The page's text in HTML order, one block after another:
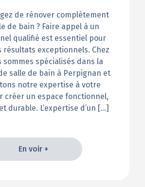
de rénover complètement
de bain ? Faire appel à un
qualifié est essentiel pour
résultats exceptionnels. Chez
sommes spécialisés dans la
salle de bain à Perpignan et
notre expertise à votre
créer un espace fonctionnel,
durable. L’expertise d’un […]
En voir +